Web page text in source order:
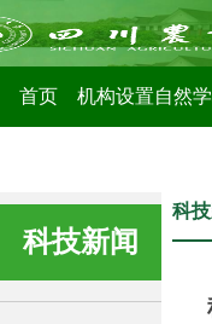
首页 机构设置自然
科技新闻
科